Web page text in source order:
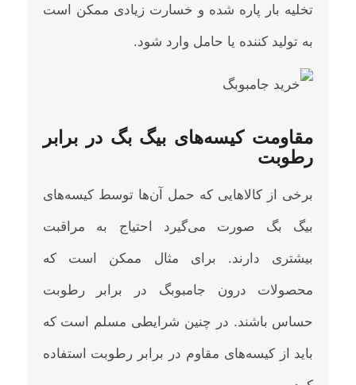
تخلیه بار پاره شده و خسارت زیادی ممکن است
به تولید کننده یا حامل وارد شود.
مقاومت کیسه‌های بیگ بگ در برابر
رطوبت
برخی از کالاهایی که حمل آن‌ها توسط کیسه‌های
بیگ بگ صورت می‌گیرد احتیاج به مراقبت
بیشتری دارند. برای مثال ممکن است که
محصولات درون جامبوبگ در برابر رطوبت
حساس باشند. در چنین شرایطی مسلم است که
باید از کیسه‌های مقاوم در برابر رطوبت استفاده